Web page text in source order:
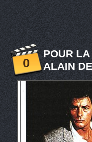
0
POUR LA
ALAIN